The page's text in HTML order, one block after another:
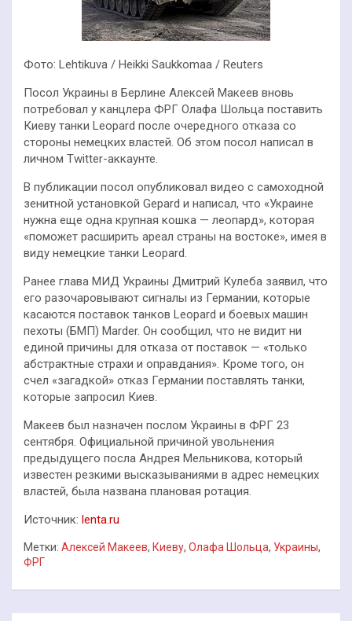
Фото: Lehtikuva / Heikki Saukkomaa / Reuters
Посол Украины в Берлине Алексей Макеев вновь
потребовал у канцлера ФРГ Олафа Шольца поставить
Киеву танки Leopard после очередного отказа со
стороны немецких властей. Об этом посол написал в
личном Twitter-аккаунте.
В публикации посол опубликовал видео с самоходной
зенитной установкой Gepard и написал, что «Украине
нужна еще одна крупная кошка — леопард», которая
«поможет расширить ареал страны на востоке», имея в
виду немецкие танки Leopard.
Ранее глава МИД Украины Дмитрий Кулеба заявил, что
его разочаровывают сигналы из Германии, которые
касаются поставок танков Leopard и боевых машин
пехоты (БМП) Marder. Он сообщил, что не видит ни
единой причины для отказа от поставок — «только
абстрактные страхи и оправдания». Кроме того, он
счел «загадкой» отказ Германии поставлять танки,
которые запросил Киев.
Макеев был назначен послом Украины в ФРГ 23
сентября. Официальной причиной увольнения
предыдущего посла Андрея Мельникова, который
известен резкими высказываниями в адрес немецких
властей, была названа плановая ротация.
Источник: lenta.ru
Метки: Алексей Макеев, Киеву, Олафа Шольца, Украины,
ФРГ